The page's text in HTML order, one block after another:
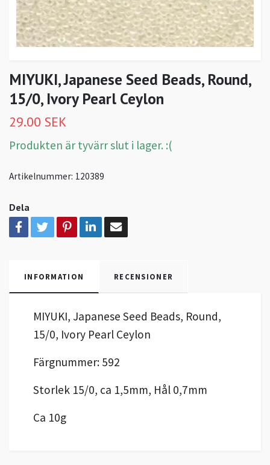
MIYUKI, Japanese Seed Beads, Round,
15/0, Ivory Pearl Ceylon
29.00 SEK
Produkten är tyvärr slut i lager. :(
Artikelnummer: 120389
Dela
INFORMATION RECENSIONER
MIYUKI, Japanese Seed Beads, Round,
15/0, Ivory Pearl Ceylon
Färgnummer: 592
Storlek 15/0, ca 1,5mm, Hål 0,7mm
Ca 10g